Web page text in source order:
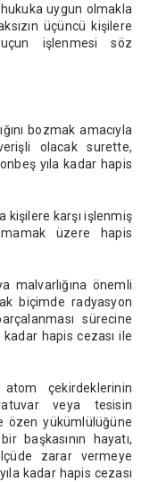
uygun olmakla
üçüncü kişilere
işlenmesi söz
bozmak amacıyla
olacak surette,
yıla kadar hapis
kişilere karşı işlenmiş
üzere hapis
malvarlığına önemli
biçimde radyasyon
sürecine
hapis cezası ile
çekirdeklerinin
veya tesisin
özen yükümlülüğüne
başkasının hayatı,
zarar vermeye
kadar hapis cezası